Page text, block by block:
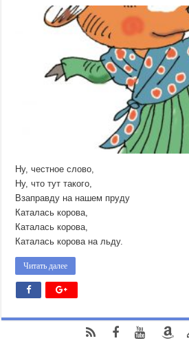
Ну, честное слово,
Ну, что тут такого,
Взаправду на нашем пруду
Каталась корова,
Каталась корова,
Каталась корова на льду.
Читать далее